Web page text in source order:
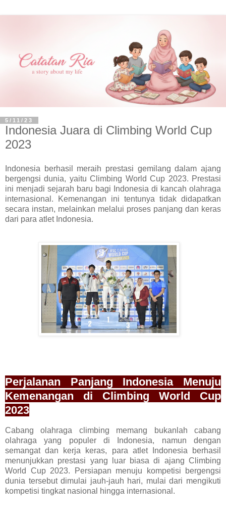
5/11/23
Indonesia Juara di Climbing World Cup
2023
Indonesia berhasil meraih prestasi gemilang dalam ajang
bergengsi dunia, yaitu Climbing World Cup 2023. Prestasi
ini menjadi sejarah baru bagi Indonesia di kancah olahraga
internasional. Kemenangan ini tentunya tidak didapatkan
secara instan, melainkan melalui proses panjang dan keras
dari para atlet Indonesia.
Perjalanan Panjang Indonesia Menuju
Kemenangan di Climbing World Cup
2023
Cabang olahraga climbing memang bukanlah cabang
olahraga yang populer di Indonesia, namun dengan
semangat dan kerja keras, para atlet Indonesia berhasil
menunjukkan prestasi yang luar biasa di ajang Climbing
World Cup 2023. Persiapan menuju kompetisi bergengsi
dunia tersebut dimulai jauh-jauh hari, mulai dari mengikuti
kompetisi tingkat nasional hingga internasional.